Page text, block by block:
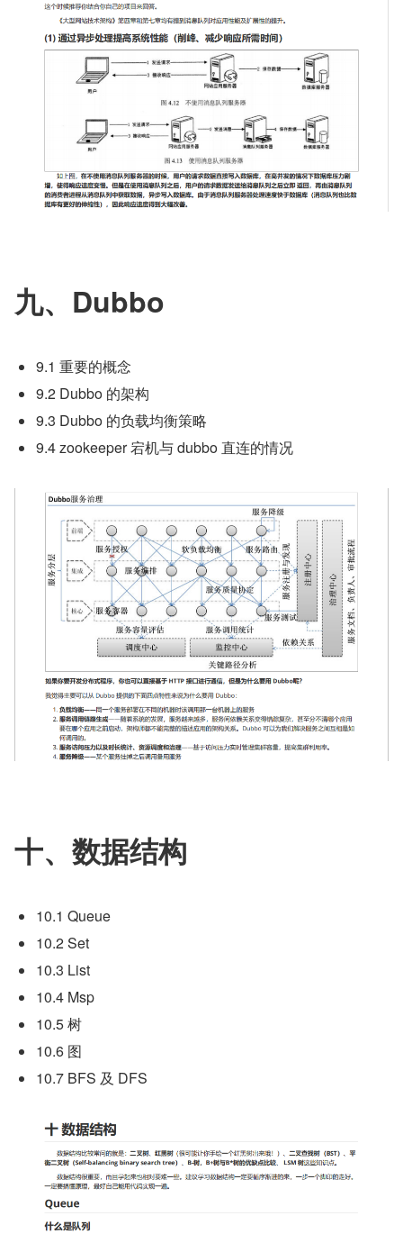
九、Dubbo
9.1 重要的概念
9.2 Dubbo 的架构
9.3 Dubbo 的负载均衡策略
9.4 zookeeper 宕机与 dubbo 直连的情况
十、数据结构
10.1 Queue
10.2 Set
10.3 List
10.4 Msp
10.5 树
10.6 图
10.7 BFS 及 DFS